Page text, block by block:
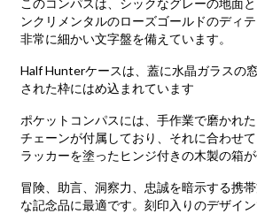
このコンパスは、シックなグレーの地面
ンクリメンタルのローズゴールドのディ
非常に細かい文字盤を備えています。
Half Hunterケースは、蓋に水晶ガラスの
された枠にはめ込まれています
ポケットコンパスには、手作業で磨かれ
チェーンが付属しており、それに合わせ
ラッカーを塗ったヒンジ付きの木製の箱が
冒険、助言、洞察力、忠誠を暗示する携
な記念品に最適です。刻印入りのデザイン